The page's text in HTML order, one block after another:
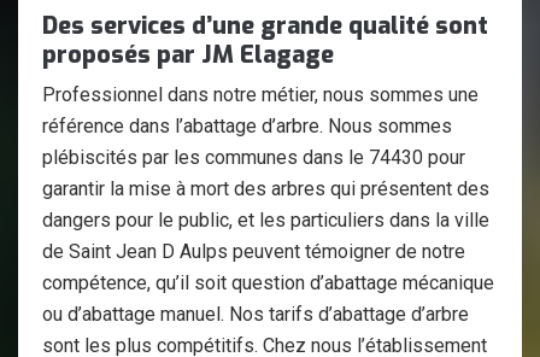
Des services d’une grande qualité sont
proposés par JM Elagage
Professionnel dans notre métier, nous sommes une
référence dans l’abattage d’arbre. Nous sommes
plébiscités par les communes dans le 74430 pour
garantir la mise à mort des arbres qui présentent des
dangers pour le public, et les particuliers dans la ville
de Saint Jean D Aulps peuvent témoigner de notre
compétence, qu’il soit question d’abattage mécanique
ou d’abattage manuel. Nos tarifs d’abattage d’arbre
sont les plus compétitifs. Chez nous l’établissement